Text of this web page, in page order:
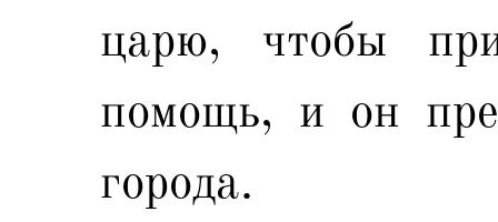
царю, чтобы
помощь, и он
города.